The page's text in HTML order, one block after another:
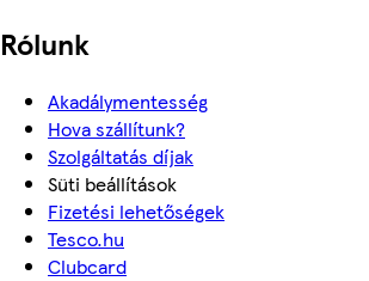
Rólunk
Akadálymentesség
Hova szállítunk?
Szolgáltatás díjak
Süti beállítások
Fizetési lehetőségek
Tesco.hu
Clubcard